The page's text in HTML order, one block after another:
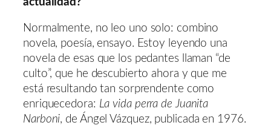
Normalmente, no leo uno solo: combino
novela, poesía, ensayo. Estoy leyendo una
novela de esas que los pedantes llaman “de
culto”, que he descubierto ahora y que me
está resultando tan sorprendente como
enriquecedora: La vida perra de Juanita
Narboni, de Ángel Vázquez, publicada en 1976.